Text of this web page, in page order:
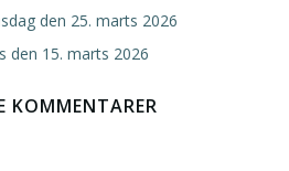
den 25. marts 2026
den 15. marts 2026
KOMMENTARER